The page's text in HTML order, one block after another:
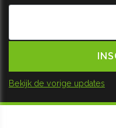
Bekijk de vorige updates